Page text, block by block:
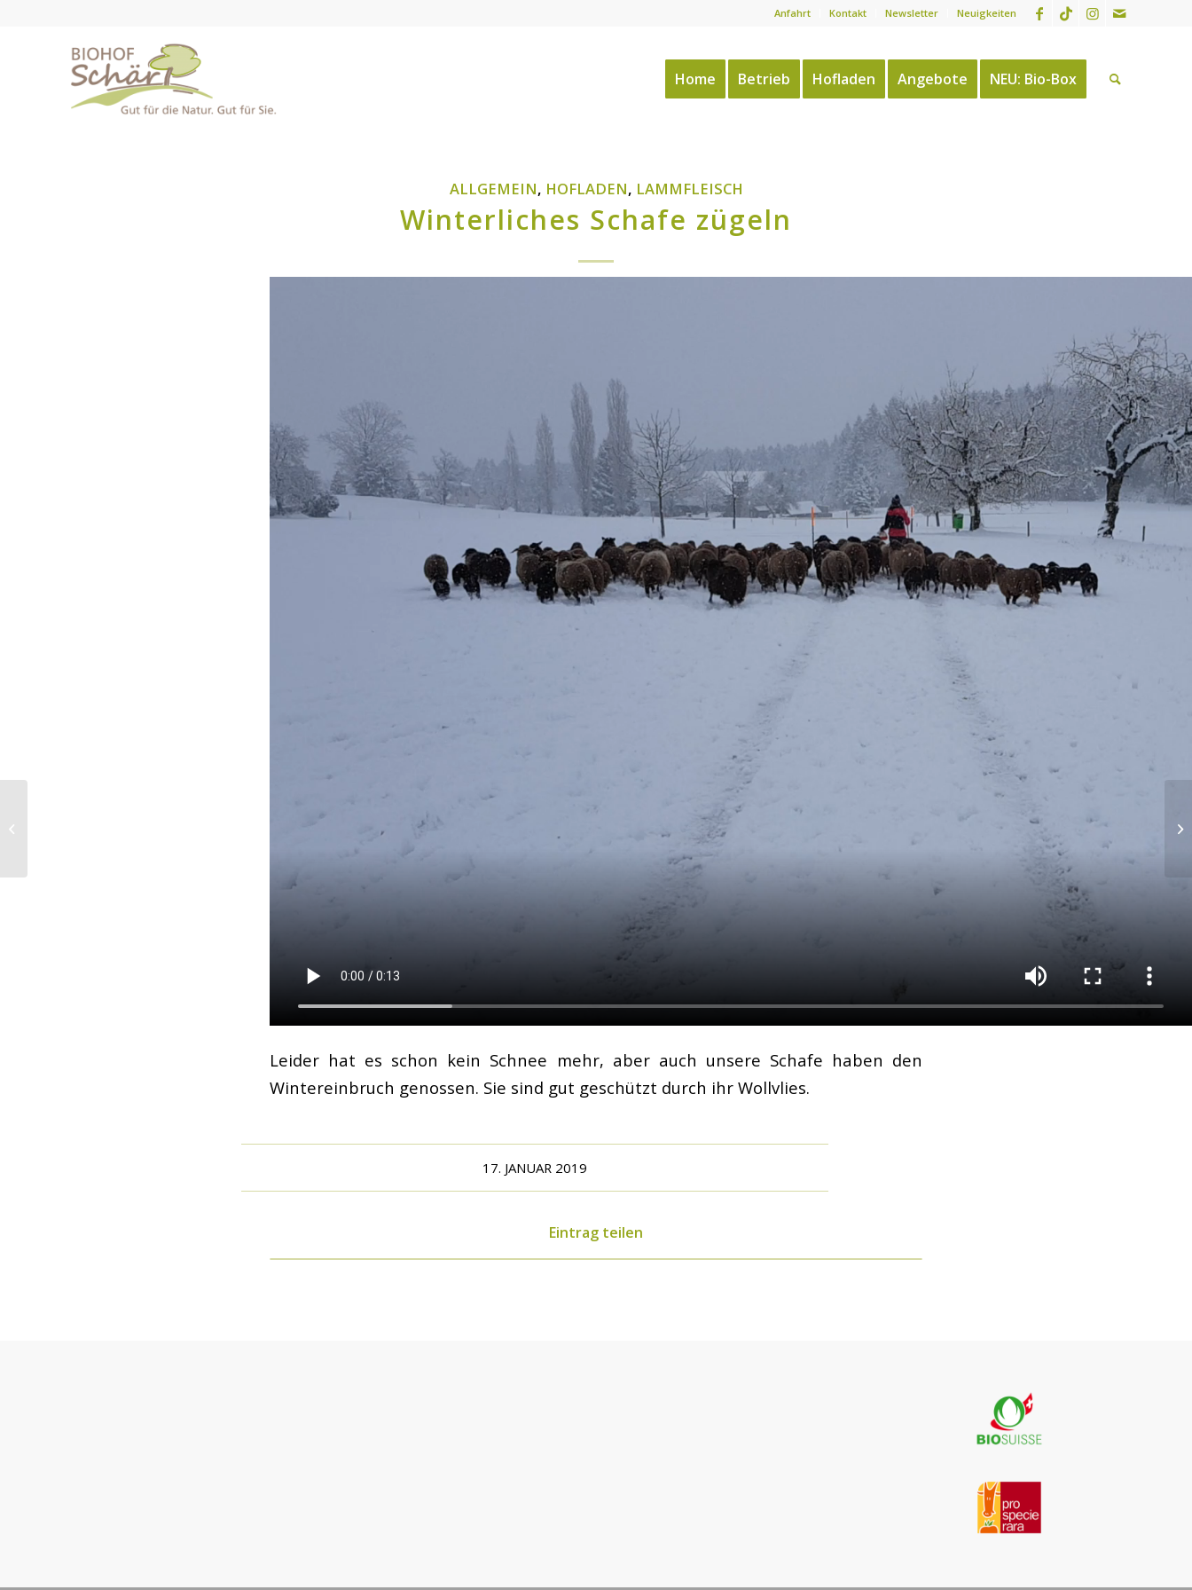
Anfahrt Kontakt Newsletter Neuigkeiten
Home Betrieb Hofladen Angebote NEU: Bio-Box
ALLGEMEIN, HOFLADEN, LAMMFLEISCH
Winterliches Schafe zügeln
Leider hat es schon kein Schnee mehr, aber auch unsere Schafe haben den
Wintereinbruch genossen. Sie sind gut geschützt durch ihr Wollvlies.
17. JANUAR 2019
Eintrag teilen